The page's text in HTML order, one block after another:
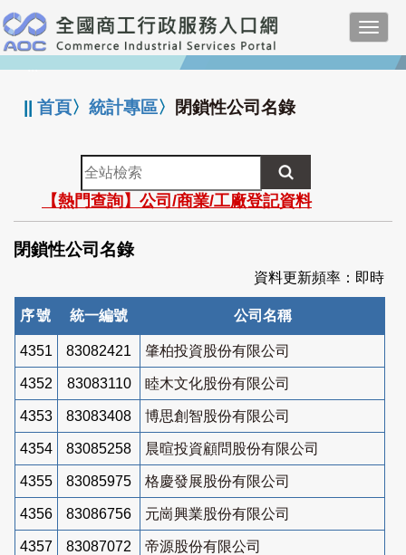
跳
到
主
要
:::
||首頁〉統計專區〉 閉鎖性公司名錄
全
站
檢
索
【熱門查詢】公司/商業/工廠登記資料
閉鎖性公司名錄
資料更新頻率：即時
序號 統一編號 公司名稱
4351 83082421 肇柏投資股份有限公司
4352 83083110 睦木文化股份有限公司
4353 83083408 博思創智股份有限公司
4354 83085258 晨暄投資顧問股份有限公司
4355 83085975 格慶發展股份有限公司
4356 83086756 元崗興業股份有限公司
4357 83087072 帝源股份有限公司